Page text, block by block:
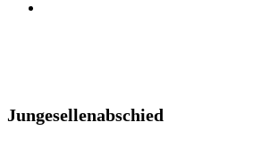
Jungesellenabschied